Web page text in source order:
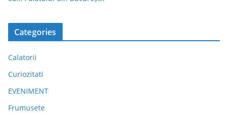
Categories
Calatorii
Curiozitati
EVENIMENT
Frumusete